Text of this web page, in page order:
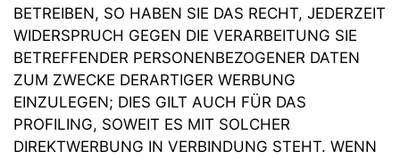
BETREIBEN, SO HABEN SIE DAS RECHT, JEDERZEIT
WIDERSPRUCH GEGEN DIE VERARBEITUNG SIE
BETREFFENDER PERSONENBEZOGENER DATEN
ZUM ZWECKE DERARTIGER WERBUNG
EINZULEGEN; DIES GILT AUCH FÜR DAS
PROFILING, SOWEIT ES MIT SOLCHER
DIREKTWERBUNG IN VERBINDUNG STEHT. WENN